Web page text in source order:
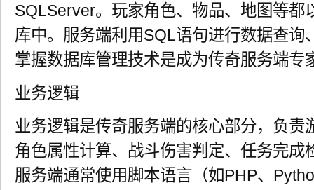
SQLServer。玩家角色、物品、地图等都
库中。服务端利用SQL语句进行数据查询
掌握数据库管理技术是成为传奇服务端专
业务逻辑
业务逻辑是传奇服务端的核心部分，负责
角色属性计算、战斗伤害判定、任务完成
服务端通常使用脚本语言（如PHP、